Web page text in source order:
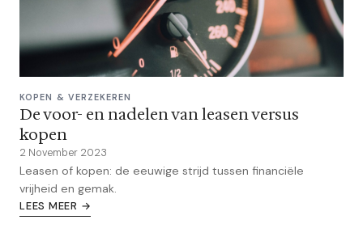
KOPEN & VERZEKEREN
De voor- en nadelen van leasen versus
kopen
2 November 2023
Leasen of kopen: de eeuwige strijd tussen financiële
vrijheid en gemak.
LEES MEER →